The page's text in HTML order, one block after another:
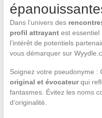
Dans l’univers des
profil attrayantest essentiel
l’intérêt de potentiels
vous démarquer sur
Soignez votre pseudonyme :
original et évocateurqui
fantasmes. Évitez les noms
d’originalité.